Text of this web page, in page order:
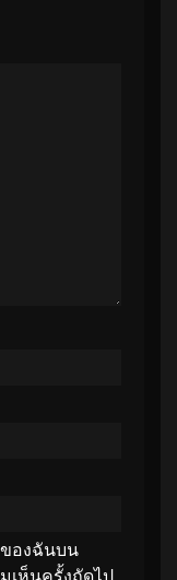
ของฉันบน
เห็นครั้งถัดไป